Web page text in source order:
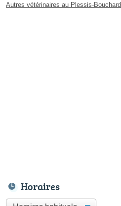
Autres vétérinaires au Plessis-Bouchard
Horaires